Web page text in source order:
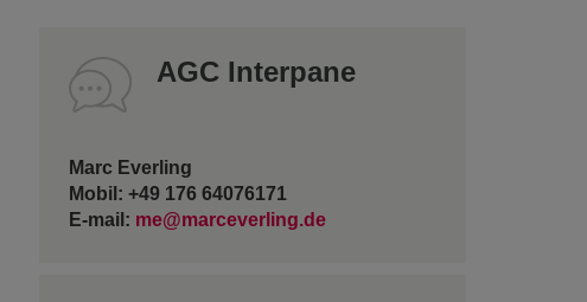
AGC Interpane
Marc Everling
Mobil: +49 176 64076171
E-mail: me@marceverling.de